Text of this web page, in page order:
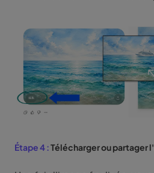
Étape 4 :Télécharger ou partager